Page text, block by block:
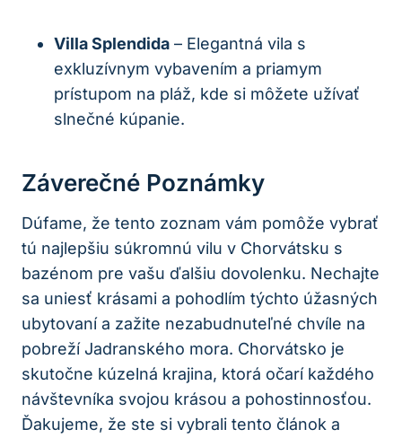
Villa‌ Splendida – Elegantná vila s
exkluzívnym vybavením a priamym
prístupom na pláž, kde si ⁣môžete užívať
slnečné kúpanie.
Záverečné Poznámky
Dúfame, že tento zoznam​ vám pomôže vybrať
tú najlepšiu súkromnú ⁢vilu v Chorvátsku s
bazénom pre vašu ďalšiu dovolenku. Nechajte‌
sa uniesť krásami a pohodlím týchto úžasných
ubytovaní a zažite nezabudnuteľné chvíle na
pobreží Jadranského⁢ mora. Chorvátsko je
skutočne kúzelná krajina, ktorá očarí každého
návštevníka svojou krásou a pohostinnosťou.
Ďakujeme, že ste si vybrali tento článok a